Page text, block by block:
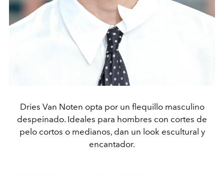
Dries Van Noten opta por un flequillo masculino
despeinado. Ideales para hombres con cortes de
pelo cortos o medianos, dan un look escultural y
encantador.